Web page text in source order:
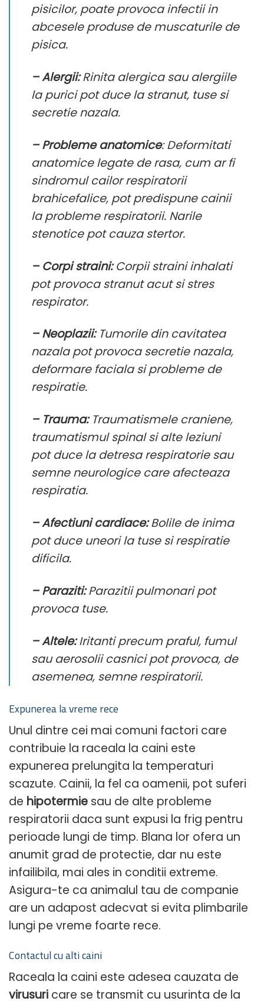
pisicilor, poate provoca infectii in
abcesele produse de muscaturile de
pisica.
– Alergii:Rinita alergica sau alergiile
la purici pot duce la stranut, tuse si
secretie nazala.
– Probleme anatomice: Deformitati
anatomice legate de rasa, cum ar fi
sindromul cailor respiratorii
brahicefalice, pot predispune cainii
la probleme respiratorii. Narile
stenotice pot cauza stertor.
– Corpi straini:Corpii straini inhalati
pot provoca stranut acut si stres
respirator.
– Neoplazii:Tumorile din cavitatea
nazala pot provoca secretie nazala,
deformare faciala si probleme de
respiratie.
– Trauma:Traumatismele craniene,
traumatismul spinal si alte leziuni
pot duce la detresa respiratorie sau
semne neurologice care afecteaza
respiratia.
– Afectiuni cardiace:Bolile de inima
pot duce uneori la tuse si respiratie
dificila.
– Paraziti:Parazitii pulmonari pot
provoca tuse.
– Altele:Iritanti precum praful, fumul
sau aerosolii casnici pot provoca, de
asemenea, semne respiratorii.
Expunerea la vreme rece
Unul dintre cei mai comuni factori care
contribuie la raceala la caini este
expunerea prelungita la temperaturi
scazute. Cainii, la fel ca oamenii, pot suferi
de hipotermie sau de alte probleme
respiratorii daca sunt expusi la frig pentru
perioade lungi de timp. Blana lor ofera un
anumit grad de protectie, dar nu este
infailibila, mai ales in conditii extreme.
Asigura-te ca animalul tau de companie
are un adapost adecvat si evita plimbarile
lungi pe vreme foarte rece.
Contactul cu alti caini
Raceala la caini este adesea cauzata de
virusuri care se transmit cu usurinta de la